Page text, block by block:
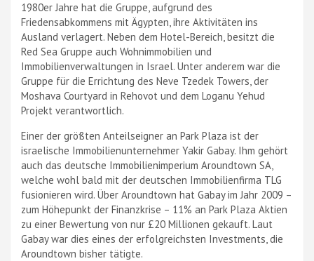
1980er Jahre hat die Gruppe, aufgrund des
Friedensabkommens mit Ägypten, ihre Aktivitäten ins
Ausland verlagert. Neben dem Hotel-Bereich, besitzt die
Red Sea Gruppe auch Wohnimmobilien und
Immobilienverwaltungen in Israel. Unter anderem war die
Gruppe für die Errichtung des Neve Tzedek Towers, der
Moshava Courtyard in Rehovot und dem Loganu Yehud
Projekt verantwortlich.
Einer der größten Anteilseigner an Park Plaza ist der
israelische Immobilienunternehmer Yakir Gabay. Ihm gehört
auch das deutsche Immobilienimperium Aroundtown SA,
welche wohl bald mit der deutschen Immobilienfirma TLG
fusionieren wird. Über Aroundtown hat Gabay im Jahr 2009 –
zum Höhepunkt der Finanzkrise – 11% an Park Plaza Aktien
zu einer Bewertung von nur £20 Millionen gekauft. Laut
Gabay war dies eines der erfolgreichsten Investments, die
Aroundtown bisher tätigte.